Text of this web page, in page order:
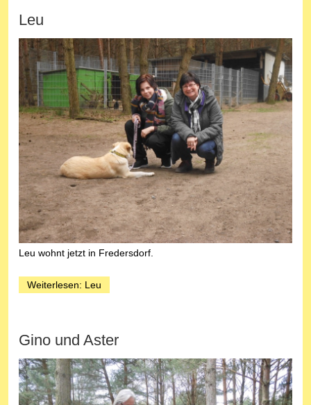
Leu
Leu wohnt jetzt in Fredersdorf.
Weiterlesen: Leu
Gino und Aster